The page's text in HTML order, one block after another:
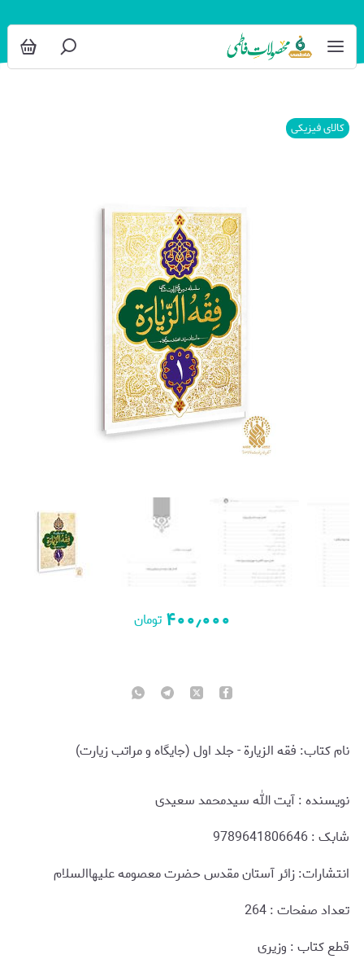
کالای فیزیکی
۴۰۰٫۰۰۰ تومان
نام کتاب: فقه الزیارة - جلد اول (جایگاه و مراتب زیارت)
نويسنده : آیت الله سیدمحمد سعیدی
شابک : 9789641806646
انتشارات: زائر آستان مقدس حضرت معصومه علیهاالسلام
تعداد صفحات : 264
قطع کتاب : وزیری